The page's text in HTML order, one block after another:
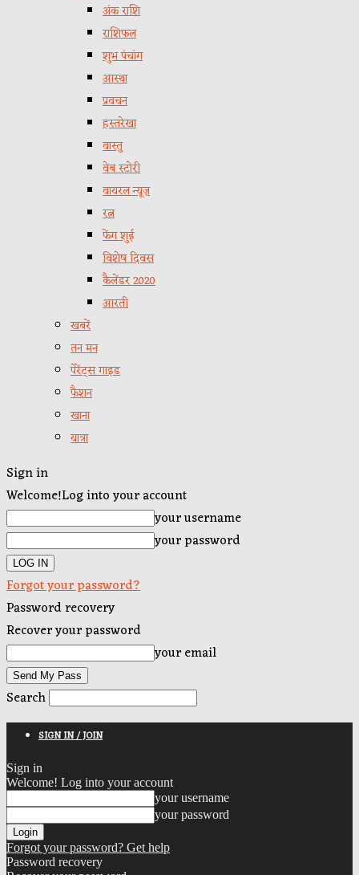
अंक राशि
राशिफल
शुभ पंचांग
आस्था
प्रवचन
हस्तरेखा
वास्तु
वेब स्टोरी
वायरल न्यूज़
रत्न
फेंग शुई
विशेष दिवस
कैलेंडर 2020
आरती
खबरें
तन मन
पेरेंट्स गाइड
फैशन
खाना
यात्रा
Sign in
Welcome!Log into your account
your username
your password
Forgot your password?
Password recovery
Recover your password
your email
Search
SIGN IN / JOIN
Sign in
Welcome! Log into your account
your username
your password
Forgot your password? Get help
Password recovery